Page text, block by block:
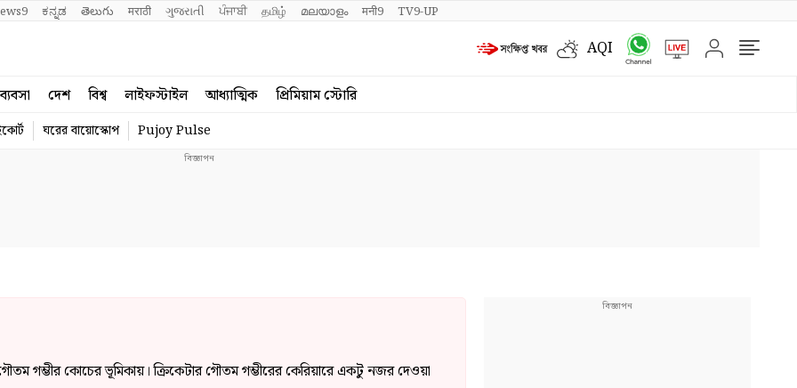
ಕನ್ನಡ తెలుగు मराठी ગુજરાતી ਪੰਜਾਬੀ தமிழ் മലയാളം मनी9 TV9-UP
AQI
ব্যবসা দেশ বিশ্ব লাইফস্টাইল আধ্যাত্মিক প্রিমিয়াম স্টোরি
ঘরের বায়োস্কোপ Pujoy Pulse
গম্ভীর কোচের ভূমিকায়। ক্রিকেটার গৌতম গম্ভীরের কেরিয়ারে একটু নজর দেওয়া